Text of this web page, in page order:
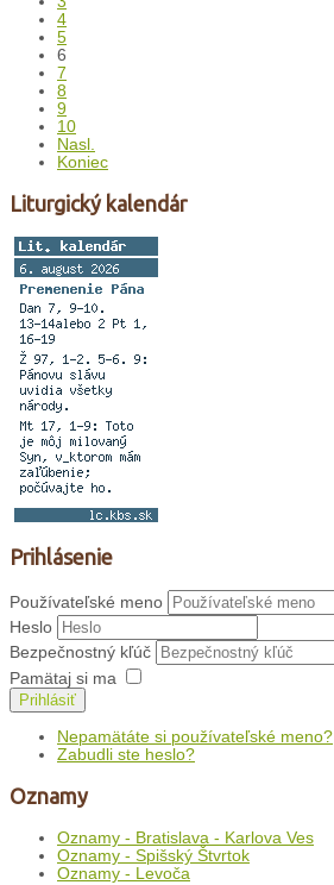
4
5
6
7
8
9
10
Nasl.
Koniec
Liturgický kalendár
Prihlásenie
Používateľské meno
Heslo
Bezpečnostný kľúč
Pamätaj si ma
Prihlásiť
Nepamätáte si používateľské meno?
Zabudli ste heslo?
Oznamy
Oznamy - Bratislava - Karlova Ves
Oznamy - Spišský Štvrtok
Oznamy - Levoča